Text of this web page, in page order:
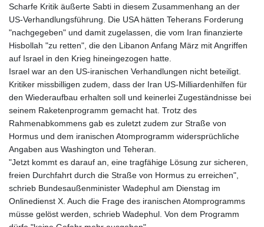
Scharfe Kritik äußerte Sabti in diesem Zusammenhang an der
US-Verhandlungsführung. Die USA hätten Teherans Forderung
"nachgegeben" und damit zugelassen, die vom Iran finanzierte
Hisbollah "zu retten", die den Libanon Anfang März mit Angriffen
auf Israel in den Krieg hineingezogen hatte.
Israel war an den US-iranischen Verhandlungen nicht beteiligt.
Kritiker missbilligen zudem, dass der Iran US-Milliardenhilfen für
den Wiederaufbau erhalten soll und keinerlei Zugeständnisse bei
seinem Raketenprogramm gemacht hat. Trotz des
Rahmenabkommens gab es zuletzt zudem zur Straße von
Hormus und dem iranischen Atomprogramm widersprüchliche
Angaben aus Washington und Teheran.
"Jetzt kommt es darauf an, eine tragfähige Lösung zur sicheren,
freien Durchfahrt durch die Straße von Hormus zu erreichen",
schrieb Bundesaußenminister Wadephul am Dienstag im
Onlinedienst X. Auch die Frage des iranischen Atomprogramms
müsse gelöst werden, schrieb Wadephul. Von dem Programm